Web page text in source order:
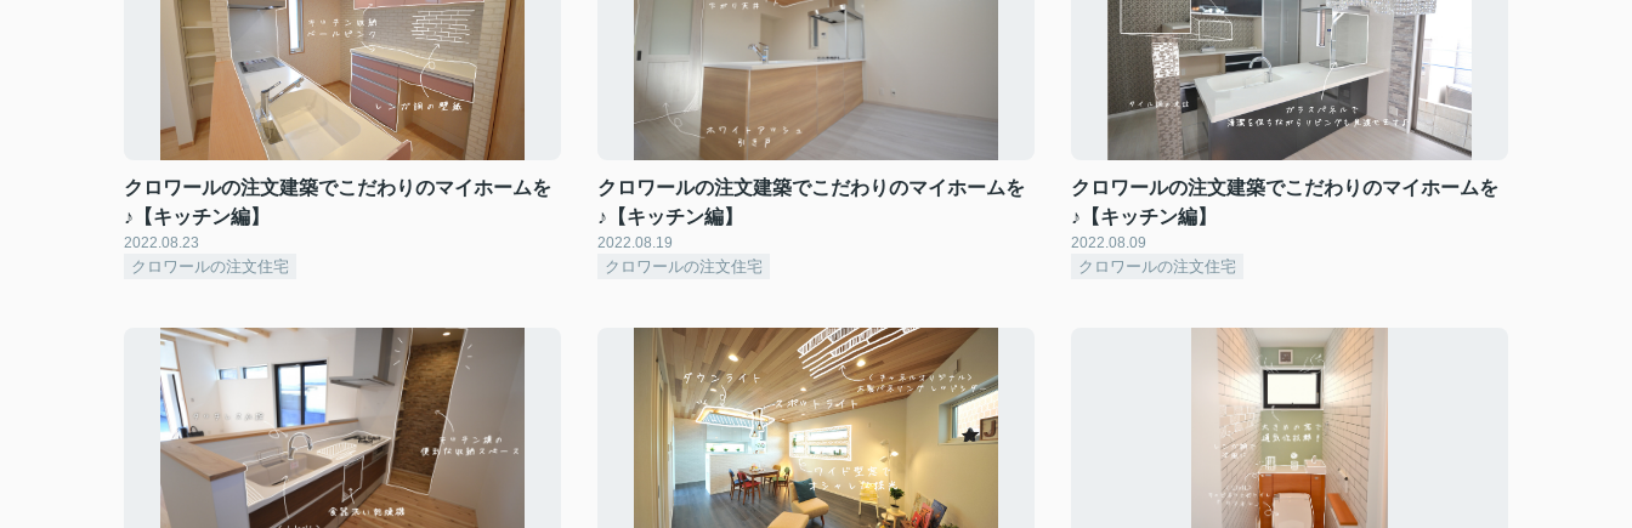
クロワールの注文建築でこだわりのマイホームを
♪【キッチン編】
2022.08.23
クロワールの注文住宅
クロワールの注文建築でこだわりのマイホームを
♪【キッチン編】
2022.08.19
クロワールの注文住宅
クロワールの注文建築でこだわりのマイホームを
♪【キッチン編】
2022.08.09
クロワールの注文住宅